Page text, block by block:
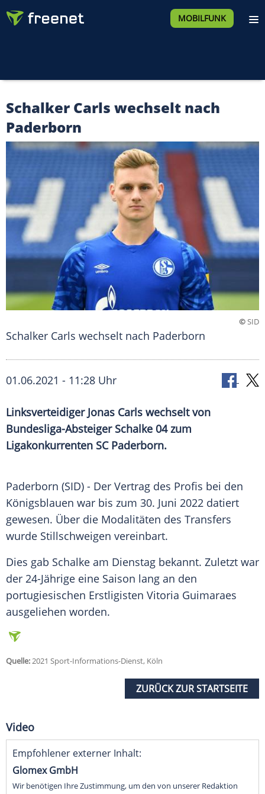
MOBILFUNK
Schalker Carls wechselt nach
Paderborn
©SID
Schalker Carls wechselt nach Paderborn
01.06.2021 - 11:28 Uhr
Linksverteidiger Jonas Carls wechselt von
Bundesliga-Absteiger Schalke 04zum
Ligakonkurrenten SC Paderborn.
Paderborn (SID) - Der Vertrag des Profis bei den
Königsblauen war bis zum 30. Juni 2022 datiert
gewesen. Über die Modalitäten des Transfers
wurde Stillschweigen vereinbart.
Dies gab Schalke am Dienstag bekannt. Zuletzt war
der 24-Jährige eine Saison lang an den
portugiesischen Erstligisten Vitoria Guimaraes
ausgeliehen worden.
Quelle:2021 Sport-Informations-Dienst, Köln
ZURÜCK ZUR STARTSEITE
Video
Empfohlener externer Inhalt:
Glomex GmbH
Wir benötigen Ihre Zustimmung, um den von unserer Redaktion